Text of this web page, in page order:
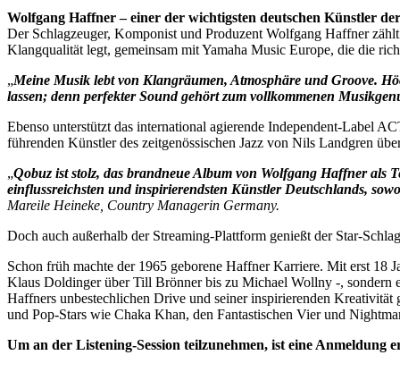
Wolfgang Haffner – einer der wichtigsten deutschen Künstler der
Der Schlagzeuger, Komponist und Produzent Wolfgang Haffner
Klangqualität legt, gemeinsam mit Yamaha Music Europe, die die
„Meine Musik lebt von Klangräumen, Atmosphäre und Groove.
lassen; denn perfekter Sound gehört zum vollkommenen
Ebenso unterstützt das international agierende Independent-Label
führenden Künstler des zeitgenössischen Jazz von Nils Landgren
„Qobuz ist stolz, das brandneue Album von Wolfgang Haffner als
einflussreichsten und inspirierendsten Künstler Deutschlands,
Mareile Heineke, Country Managerin Germany.
Doch auch außerhalb der Streaming-Plattform genießt der Star-
Schon früh machte der 1965 geborene Haffner Karriere. Mit erst 18
Klaus Doldinger über Till Brönner bis zu Michael Wollny -, sondern
Haffners unbestechlichen Drive und seiner inspirierenden
und Pop-Stars wie Chaka Khan, den Fantastischen Vier und
Um an der Listening-Session teilzunehmen, ist eine Anmeldung